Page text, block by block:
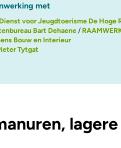
met
voor Jeugdtoerisme De Hoge
Bart Dehaene/
Bouw en Interieur
Tytgat